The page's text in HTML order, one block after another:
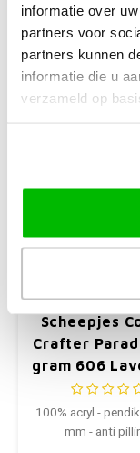
informatie over
partners voor
partners kunnen
informatie die u
verzameld op
€5,25
Scheepjes
Crafter
gram 606
Field
100% acryl -
mm - anti